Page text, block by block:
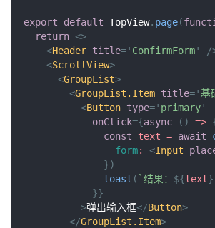
export default TopView. page(
return <>
<Header title=' ConfirmForm'
/
<ScrollView>
<GroupList>
<GroupList.Item title='基
<Button type=' primary'
onClick={async ( ) =>
const text = await
form: <Input
})
toast ( `结果： ${text}
}}
>弹出输入框</Button>
</GroupList.Item>